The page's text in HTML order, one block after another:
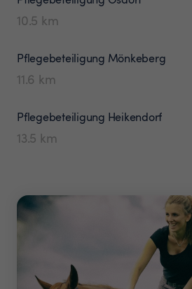
10.5 km
Pflegebeteiligung Mönkeberg
11.6 km
Pflegebeteiligung Heikendorf
13.5 km